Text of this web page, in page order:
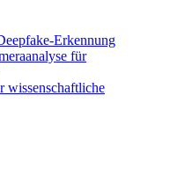
Erkennung
für
wissenschaftliche